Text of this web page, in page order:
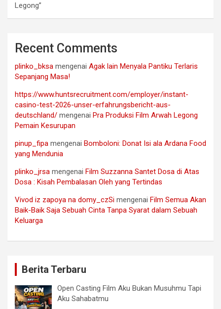
Legong”
Recent Comments
plinko_bksa mengenai Agak lain Menyala Pantiku Terlaris
Sepanjang Masa!
https://www.huntsrecruitment.com/employer/instant-
casino-test-2026-unser-erfahrungsbericht-aus-
deutschland/ mengenai Pra Produksi Film Arwah Legong
Pemain Kesurupan
pinup_fipa mengenai Bomboloni: Donat Isi ala Ardana Food
yang Mendunia
plinko_jrsa mengenai Film Suzzanna Santet Dosa di Atas
Dosa : Kisah Pembalasan Oleh yang Tertindas
Vivod iz zapoya na domy_czSi mengenai Film Semua Akan
Baik-Baik Saja Sebuah Cinta Tanpa Syarat dalam Sebuah
Keluarga
Berita Terbaru
Open Casting Film Aku Bukan Musuhmu Tapi
Aku Sahabatmu